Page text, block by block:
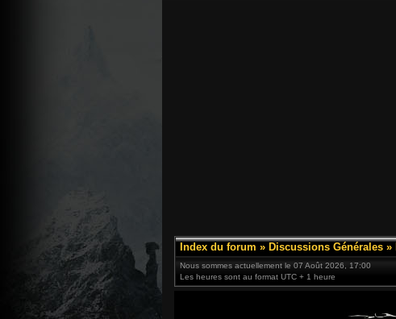
Index du forum » Discussions Générales »
Nous sommes actuellement le 07 Août 2026, 17:00
Les heures sont au format UTC + 1 heure